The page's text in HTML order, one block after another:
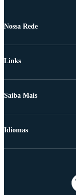
Nossa Rede
Links
Saiba Mais
Idiomas